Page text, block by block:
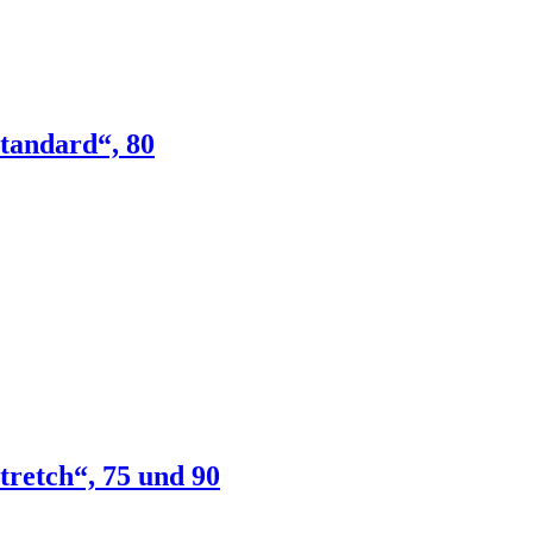
80
75 und 90